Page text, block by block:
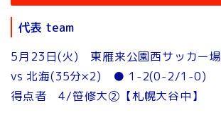
代表 team
5月23日(火) 東雁来公園西サッカー場
vs 北海(35分×2) ● 1-2(0-2/1-0)
得点者 4/笹修大②【札幌大谷中】